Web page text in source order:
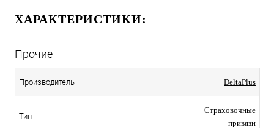
ХАРАКТЕРИСТИКИ:
Прочие
Производитель DeltaPlus
Тип
Страховочные
привязи